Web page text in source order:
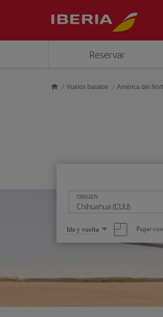
Reservar
Vuelos baratos América del
ORIGEN
Seleccione
una
opción
Ida y vuelta Pagar